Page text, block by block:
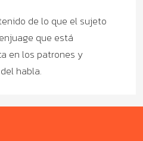
de lo que el sujeto
que está
en los patrones y
habla.